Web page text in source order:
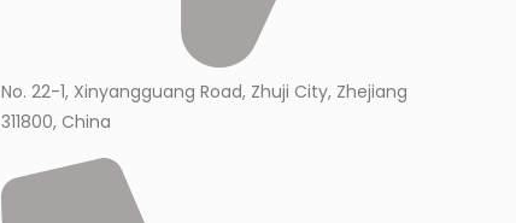
No. 22-1, Xinyangguang Road, Zhuji City, Zhejiang
311800, China